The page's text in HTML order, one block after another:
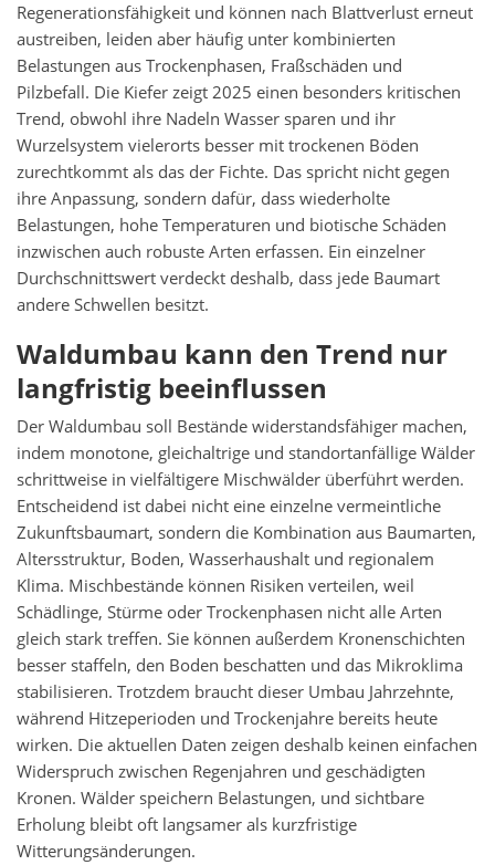
Regenerationsfähigkeit und können nach Blattverlust erneut
austreiben, leiden aber häufig unter kombinierten
Belastungen aus Trockenphasen, Fraßschäden und
Pilzbefall. Die Kiefer zeigt 2025 einen besonders kritischen
Trend, obwohl ihre Nadeln Wasser sparen und ihr
Wurzelsystem vielerorts besser mit trockenen Böden
zurechtkommt als das der Fichte. Das spricht nicht gegen
ihre Anpassung, sondern dafür, dass wiederholte
Belastungen, hohe Temperaturen und biotische Schäden
inzwischen auch robuste Arten erfassen. Ein einzelner
Durchschnittswert verdeckt deshalb, dass jede Baumart
andere Schwellen besitzt.
Waldumbau kann den Trend nur
langfristig beeinflussen
Der Waldumbau soll Bestände widerstandsfähiger machen,
indem monotone, gleichaltrige und standortanfällige Wälder
schrittweise in vielfältigere Mischwälder überführt werden.
Entscheidend ist dabei nicht eine einzelne vermeintliche
Zukunftsbaumart, sondern die Kombination aus Baumarten,
Altersstruktur, Boden, Wasserhaushalt und regionalem
Klima. Mischbestände können Risiken verteilen, weil
Schädlinge, Stürme oder Trockenphasen nicht alle Arten
gleich stark treffen. Sie können außerdem Kronenschichten
besser staffeln, den Boden beschatten und das Mikroklima
stabilisieren. Trotzdem braucht dieser Umbau Jahrzehnte,
während Hitzeperioden und Trockenjahre bereits heute
wirken. Die aktuellen Daten zeigen deshalb keinen einfachen
Widerspruch zwischen Regenjahren und geschädigten
Kronen. Wälder speichern Belastungen, und sichtbare
Erholung bleibt oft langsamer als kurzfristige
Witterungsänderungen.